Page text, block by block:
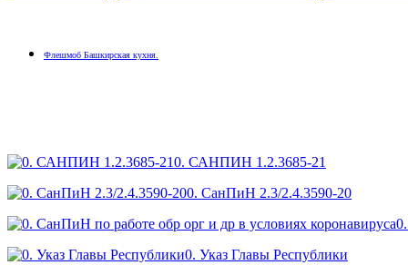
Флешмоб Башкирская кухня.
0. САНПИН 1.2.3685-21
0. СанПиН 2.3/2.4.3590-20
0. Указ Главы Республики